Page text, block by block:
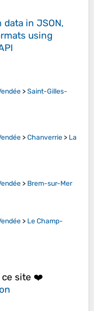
in JSON,
using
>Saint-Gilles-
>Chanverrie > La
> Brem-sur-Mer
> Le Champ-
ce site ❤️